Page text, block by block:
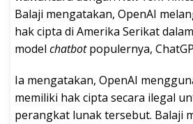
Balaji mengatakan, OpenAI
hak cipta di Amerika Serikat
model chatbotpopulernya,
Ia mengatakan, OpenAI
memiliki hak cipta secara ilegal
perangkat lunak tersebut. Balaji